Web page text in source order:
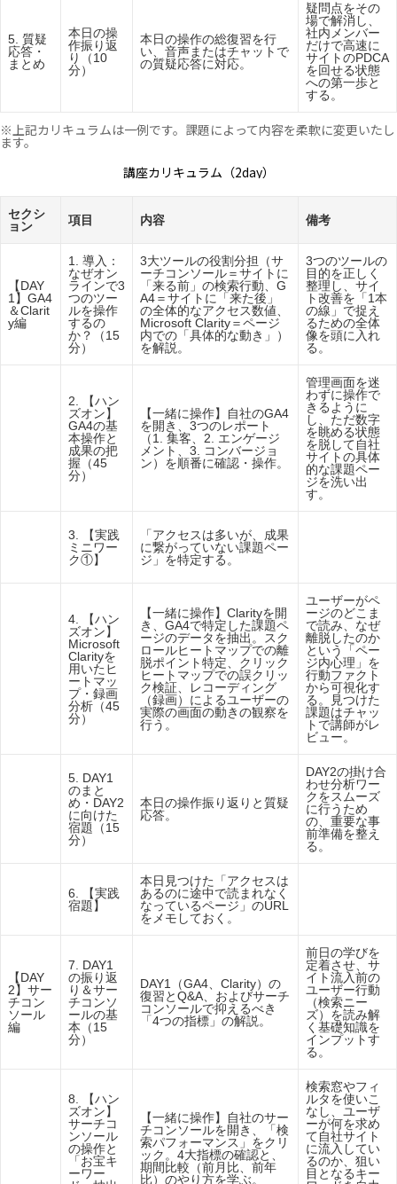
5. 質疑
応答・
まとめ
本日の操
作振り返
り（10
分）
本日の操作の総復習を行
い、音声またはチャットで
の質疑応答に対応。
疑問点をその
場で解消し、
社内メンバー
だけで高速に
サイトのPDCA
を回せる状態
への第一歩と
する。
※上記カリキュラムは一例です。課題によって内容を柔軟に変更いたし
ます。
講座カリキュラム（2day）
セクシ
ョン
項目 内容 備考
【DAY
1】GA4
＆Clarit
y編
1. 導入：
なぜオン
ラインで3
つのツー
ルを操作
するの
か？（15
分）
3大ツールの役割分担（サ
ーチコンソール＝サイトに
「来る前」の検索行動、G
A4＝サイトに「来た後」
の全体的なアクセス数値、
Microsoft Clarity＝ページ
内での「具体的な動き」）
を解説。
3つのツールの
目的を正しく
整理し、サイ
ト改善を「1本
の線」で捉え
るための全体
像を頭に入れ
る。
2. 【ハン
ズオン】
GA4の基
本操作と
成果の把
握（45
分）
【一緒に操作】自社のGA4
を開き、3つのレポート
（1. 集客、2. エンゲージ
メント、3. コンバージョ
ン）を順番に確認・操作。
管理画面を迷
わずに操作で
きるように
し、ただ数字
を眺める状態
を脱して自社
サイトの具体
的な課題ペー
ジを洗い出
す。
3. 【実践
ミニワー
ク①】
「アクセスは多いが、成果
に繋がっていない課題ペー
ジ」を特定する。
4. 【ハン
ズオン】
Microsoft
Clarityを
用いたヒ
ートマッ
プ・録画
分析（45
分）
【一緒に操作】Clarityを開
き、GA4で特定した課題ペ
ージのデータを抽出。スク
ロールヒートマップでの離
脱ポイント特定、クリック
ヒートマップでの誤クリッ
ク検証、レコーディング
（録画）によるユーザーの
実際の画面の動きの観察を
行う。
ユーザーがペ
ージのどこま
で読み、なぜ
離脱したのか
という「ペー
ジ内心理」を
行動ファクト
から可視化す
る。見つけた
課題はチャッ
トで講師がレ
ビュー。
5. DAY1
のまと
め・DAY2
に向けた
宿題（15
分）
本日の操作振り返りと質疑
応答。
DAY2の掛け合
わせ分析ワー
クをスムーズ
に行うため
の、重要な事
前準備を整え
る。
6. 【実践
宿題】
本日見つけた「アクセスは
あるのに途中で読まれなく
なっているページ」のURL
をメモしておく。
【DAY
2】サー
チコン
ソール
編
7. DAY1
の振り返
り＆サー
チコンソ
ールの基
本（15
分）
DAY1（GA4、Clarity）の
復習とQ&A、およびサーチ
コンソールで抑えるべき
「4つの指標」の解説。
前日の学びを
定着させ、サ
イト流入前の
ユーザー行動
（検索ニー
ズ）を読み解
く基礎知識を
インプットす
る。
8. 【ハン
ズオン】
サーチコ
ンソール
の操作と
「お宝キ
ーワー
【一緒に操作】自社のサー
チコンソールを開き、「検
索パフォーマンス」をクリ
ック。4大指標の確認と、
期間比較（前月比、前年
比）のやり方を学ぶ。
検索窓やフィ
ルタを使いこ
なし、ユーザ
ーが何を求め
て自社サイト
に流入してい
るのか、狙い
目となるキー